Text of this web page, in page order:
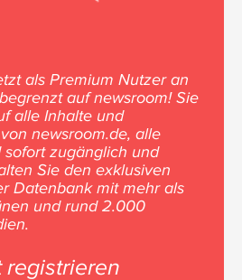
als Premium Nutzer an
auf newsroom! Sie
alle Inhalte und
newsroom.de, alle
zugänglich und
Sie den exklusiven
Datenbank mit mehr als
und rund 2.000
registrieren